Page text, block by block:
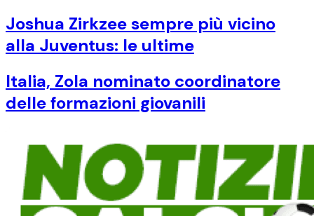
Joshua Zirkzee sempre più vicino
alla Juventus: le ultime
Italia, Zola nominato coordinatore
delle formazioni giovanili